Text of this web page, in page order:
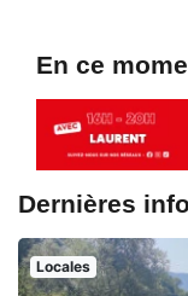
En ce
Dernières
Locales